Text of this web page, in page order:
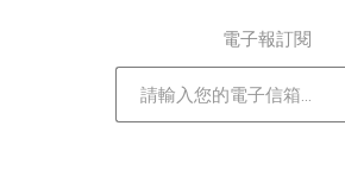
電子報訂閱